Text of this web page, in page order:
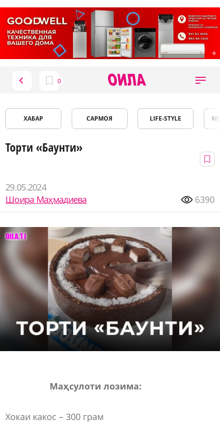
ХАБАР САРМОЯ LIFE-STYLE
Торти «Баунти»
29.05.2024
Шоира Маҳмадиева
6390
Маҳсулоти лозима:
Хокаи какос – 300 грам